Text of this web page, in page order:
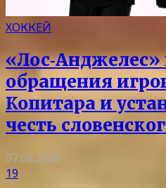
ХОККЕЙ
«Лос‑Анджелес»
обращения
Копитара и
честь
07.08.2026
19